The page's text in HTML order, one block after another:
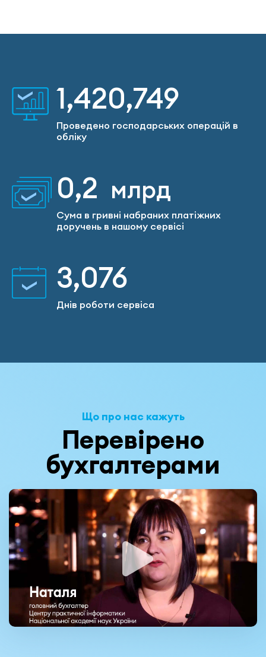
1,500,812
Проведено господарських операцій в
обліку
0,2 млрд
Сума в гривні набраних платіжних
доручень в нашому сервісі
3,141
Днів роботи сервіса
Що про нас кажуть
Перевірено
бухгалтерами